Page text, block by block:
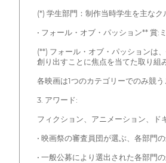
(*) 学生部門：制作当時学生を主なク
• フォール・オブ・パッション** 賞:
(**) フォール・オブ・パッションは
創り出すことに焦点を当てた取り組
各映画は1つのカテゴリーでのみ競う
3. アワード:
フィクション、アニメーション、ド
• 映画祭の審査員団が選ぶ、各部門
• 一般公募により選出された各部門